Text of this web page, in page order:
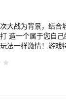
大战为背景，结
造一个属于您自
法一样激情！游戏
装包、免注册 -